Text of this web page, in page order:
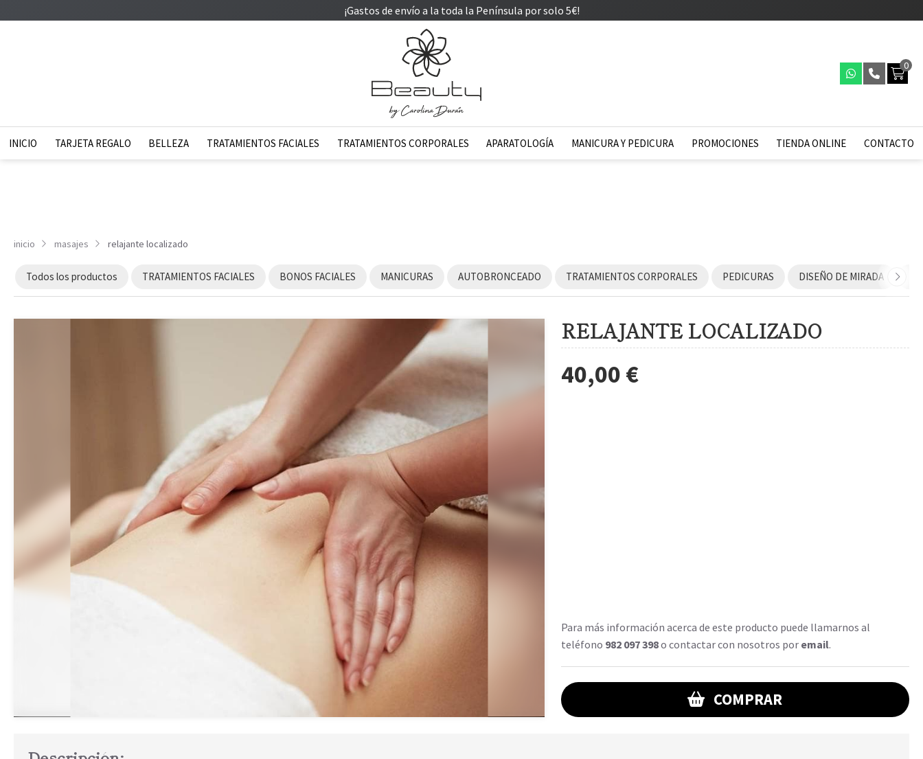
¡Gastos de envío a la toda la Península por solo 5€!
0
INICIO TARJETA REGALO BELLEZA TRATAMIENTOS FACIALES TRATAMIENTOS CORPORALES APARATOLOGÍA MANICURA Y PEDICURA PROMOCIONES TIENDA ONLINE CONTACTO
inicio masajes relajante localizado
Todos los productos TRATAMIENTOS FACIALES BONOS FACIALES MANICURAS AUTOBRONCEADO TRATAMIENTOS CORPORALES PEDICURAS DISEÑO DE MIRADA
RELAJANTE LOCALIZADO
40,00 €
Para más información acerca de este producto puede llamarnos al
teléfono 982 097 398o contactar con nosotros por email.
COMPRAR